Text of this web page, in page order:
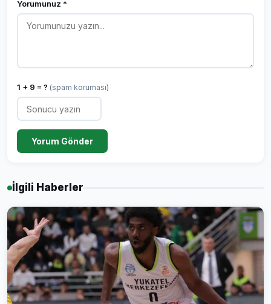
Yorumunuz *
1 + 9 = ? (spam koruması)
Yorum Gönder
İlgili Haberler